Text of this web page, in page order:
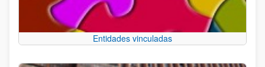
Entidades vinculadas